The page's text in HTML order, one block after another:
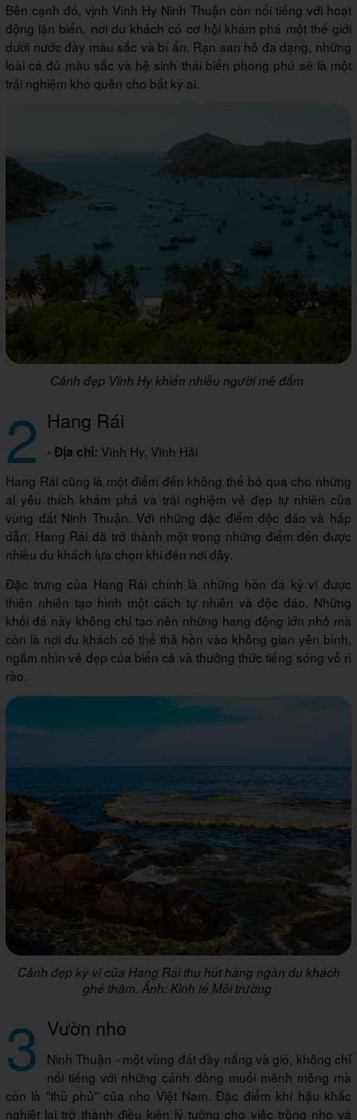
Bên cạnh đó, vịnh Vĩnh Hy Ninh Thuận còn nổi tiếng với hoạt
động lặn biển, nơi du khách có cơ hội khám phá một thế giới
dưới nước đầy màu sắc và bí ẩn. Rạn san hô đa dạng, những
loài cá đủ màu sắc và hệ sinh thái biển phong phú sẽ là một
trải nghiệm khó quên cho bất kỳ ai.
Cảnh đẹp Vĩnh Hy khiến nhiều người mê đắm
2 Hang Rái
- Địa chỉ: Vĩnh Hy, Vĩnh Hải
Hang Rái cũng là một điểm đến không thể bỏ qua cho những
ai yêu thích khám phá và trải nghiệm vẻ đẹp tự nhiên của
vùng đất Ninh Thuận. Với những đặc điểm độc đáo và hấp
dẫn, Hang Rái đã trở thành một trong những điểm đến được
nhiều du khách lựa chọn khi đến nơi đây.
Đặc trưng của Hang Rái chính là những hòn đá kỳ vĩ được
thiên nhiên tạo hình một cách tự nhiên và độc đáo. Những
khối đá này không chỉ tạo nên những hang động lớn nhỏ mà
còn là nơi du khách có thể thả hồn vào không gian yên bình,
ngắm nhìn vẻ đẹp của biển cả và thưởng thức tiếng sóng vỗ rì
rào.
Cảnh đẹp kỳ vĩ của Hang Rái thu hút hàng ngàn du khách
ghé thăm. Ảnh: Kinh tế Môi trường
3 Vườn nho
Ninh Thuận - một vùng đất đầy nắng và gió, không chỉ
nổi tiếng với những cánh đồng muối mênh mông mà
còn là "thủ phủ" của nho Việt Nam. Đặc điểm khí hậu khắc
nghiệt lại trở thành điều kiện lý tưởng cho việc trồng nho và